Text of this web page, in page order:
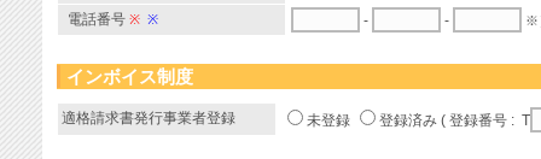
電話番号 ※ ※ - - ※
インボイス制度
適格請求書発行事業者登録 未登録 登録済み ( 登録番号 : T